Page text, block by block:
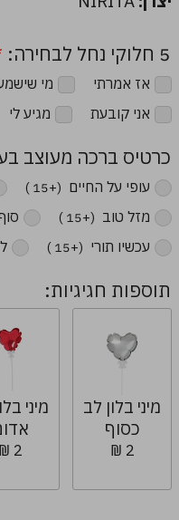
5 חלוקי נחל לבחירה:
אז אמרתי מי
אני קובעת
מגיע לי
כרטיס ברכה מעוצב
עופי על החיים ‏ (+15 ₪)
מזל טוב ‏ (+15 ₪)
עכשיו תורי ‏ (+15 ₪)
תוספות חגיגיות:
מיני בלון לב
כסוף
2 ₪
מיני
2 ₪